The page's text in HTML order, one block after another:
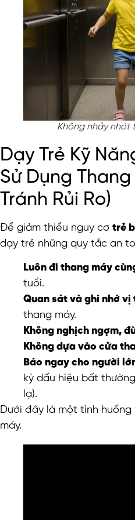
Không nhảy nhót
Dạy Trẻ Kỹ
Sử Dụng
Tránh Rủi Ro)
Để giảm thiểu nguy cơ trẻ
dạy trẻ những quy tắc an
Luôn đi thang máy
tuổi.
Quan sát và ghi nhớ
thang máy.
Không nghịch ngợm,
Không dựa vào cửa
Báo ngay cho người
kỳ dấu hiệu bất
lạ).
Dưới đây là một tình
máy.